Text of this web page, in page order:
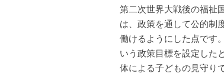
第二次世界大戦後の福祉
は、政策を通して公的制
働けるようにした点です
いう政策目標を設定した
体による子どもの見守り